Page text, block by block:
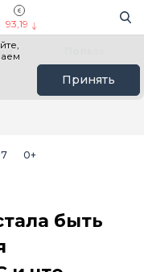
93,19
Принять
0+
быть